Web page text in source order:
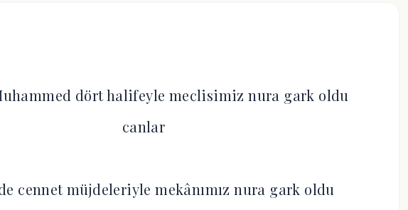
dört halifeyle meclisimiz nura gark oldu
canlar
cennet müjdeleriyle mekânımız nura gark oldu